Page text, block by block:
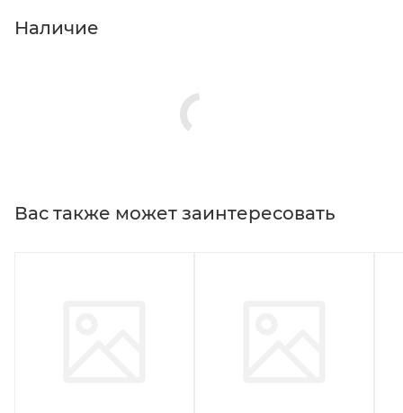
Наличие
Вас также может заинтересовать